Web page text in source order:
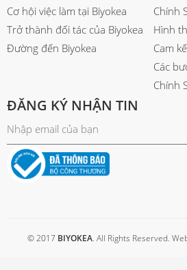
Cơ hội việc làm tại Biyokea
Trở thành đối tác của Biyokea
Đường đến Biyokea
Chính
Hình
Cam
Các
Chính
ĐĂNG KÝ NHẬN TIN
© 2017 BIYOKEA. All Rights Reserved.